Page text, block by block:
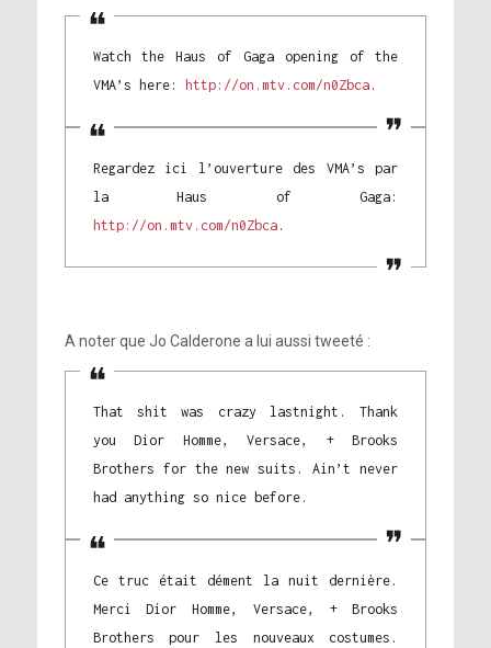
Watch the Haus of Gaga opening of the
VMA’s here:
http://on.mtv.com/n0Zbca.
Regardez ici l’ouverture des VMA’s par
la Haus of Gaga:
http://on.mtv.com/n0Zbca.
A noter que Jo Calderone a lui aussi tweeté :
That shit was crazy lastnight. Thank
you Dior Homme, Versace, + Brooks
Brothers for the new suits. Ain’t never
had anything so nice before.
Ce truc était dément la nuit dernière.
Merci Dior Homme, Versace, + Brooks
Brothers pour les nouveaux costumes.